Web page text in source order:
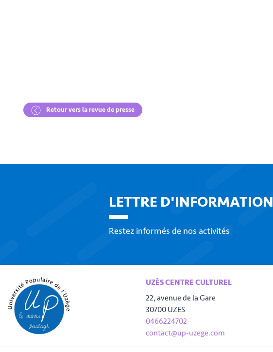
Retour vers la revue de presse
LETTRE D'INFORMATION
Restez informés de nos activités
UZÈS CENTRE CULTUREL
22, avenue de la Gare
30700 UZES
0466224702
contact@up-uzege.com